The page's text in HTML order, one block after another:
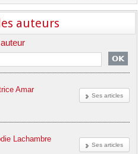
auteurs
Ses articles
Amar
Ses articles
Lachambre